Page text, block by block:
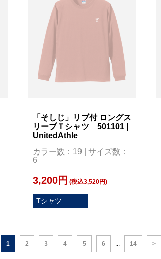
「そしじ」リブ付 ロングス
リーブＴシャツ 501101 |
UnitedAthle
カラー数：19 | サイズ数：
6
Tシャツ
3,200円 (税込3,520円)
1 2 3 4 5 6 ... 14 >